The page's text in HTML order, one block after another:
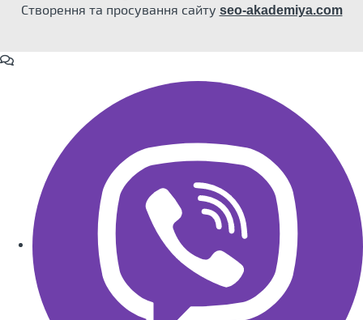
Створення та просування сайту seo-akademiya.com